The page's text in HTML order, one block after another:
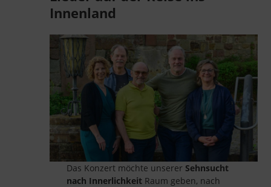
Innenland
Das Konzert möchte unserer Sehnsucht
nach InnerlichkeitRaum geben, nach